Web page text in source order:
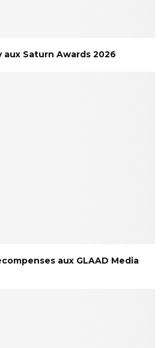
aux Saturn Awards 2026
aux GLAAD Media